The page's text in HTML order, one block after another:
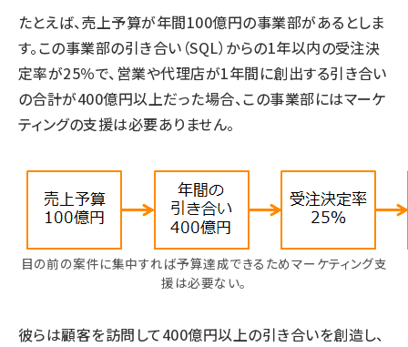
たとえば、売上予算が年間100億円の事業部があるとしま
す。この事業部の引き合い（SQL）からの1年以内の受注決
定率が25％で、営業や代理店が1年間に創出する引き合い
の合計が400億円以上だった場合、この事業部にはマーケ
ティングの支援は必要ありません。
目の前の案件に集中すれば予算達成できるためマーケティング支
援は必要ない。
彼らは顧客を訪問して400億円以上の引き合いを創造し、